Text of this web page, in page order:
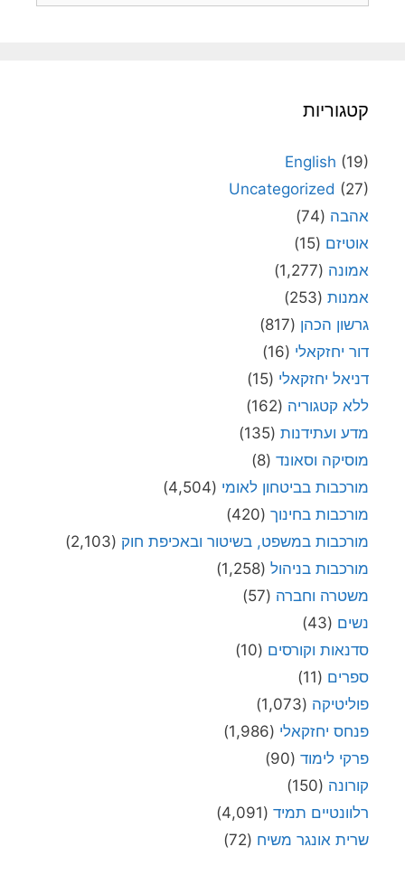
קטגוריות
English (19)
Uncategorized (27)
אהבה (74)
אוטיזם (15)
אמונה (1,277)
אמנות (253)
גרשון הכהן (817)
דור יחזקאלי (16)
דניאל יחזקאלי (15)
ללא קטגוריה (162)
מדע ועתידנות (135)
מוסיקה וסאונד (8)
מורכבות בביטחון לאומי (4,504)
מורכבות בחינוך (420)
מורכבות במשפט, בשיטור ובאכיפת חוק (2,103)
מורכבות בניהול (1,258)
משטרה וחברה (57)
נשים (43)
סדנאות וקורסים (10)
ספרים (11)
פוליטיקה (1,073)
פנחס יחזקאלי (1,986)
פרקי לימוד (90)
קורונה (150)
רלוונטיים תמיד (4,091)
שרית אונגר משיח (72)